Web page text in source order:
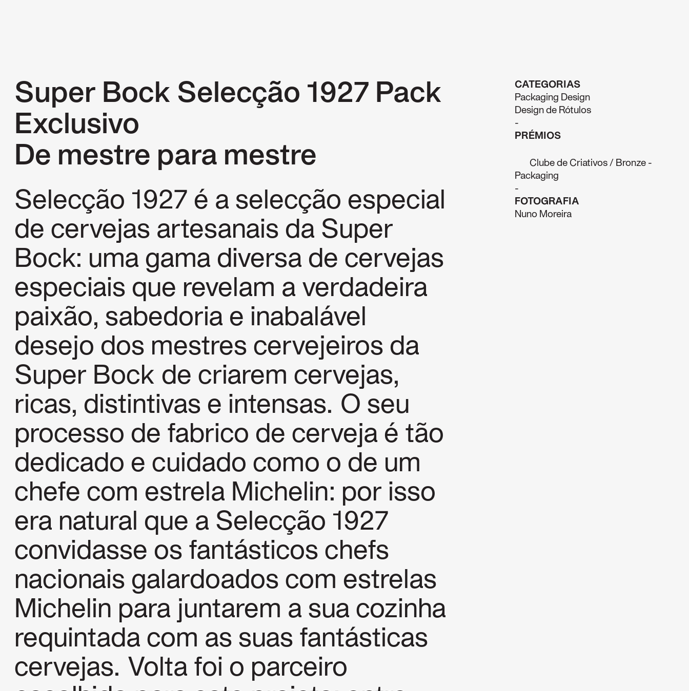
Super Bock Selecção 1927 Pack
Exclusivo
De mestre para mestre
Selecção 1927 é a selecção especial
de cervejas artesanais da Super
Bock: uma gama diversa de cervejas
especiais que revelam a verdadeira
paixão, sabedoria e inabalável
desejo dos mestres cervejeiros da
Super Bock de criarem cervejas,
ricas, distintivas e intensas. O seu
processo de fabrico de cerveja é tão
dedicado e cuidado como o de um
chefe com estrela Michelin: por isso
era natural que a Selecção 1927
convidasse os fantásticos chefs
nacionais galardoados com estrelas
Michelin para juntarem a sua cozinha
requintada com as suas fantásticas
cervejas. Volta foi o parceiro
CATEGORIAS
Packaging Design
Design de Rótulos
-
PRÉMIOS
Clube de Criativos / Bronze -
Packaging
-
FOTOGRAFIA
Nuno Moreira